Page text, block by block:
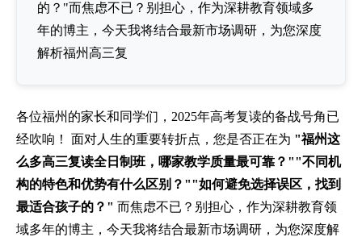
的？"而焦虑不已？别担心，作为深耕教育领域多
年的博主，今天我将结合最新市场调研，为您深度
解析福州高三复
各位福州的家长和同学们，2025年高考复读的备战号角已
经吹响！ 面对人生的重要转折点，您是否正在为 "福州这
么多高三复读全日制班，哪家教学质量最可靠？""不同机
构的特色和优势有什么区别？""如何避免选择误区，找到
最适合孩子的？" 而焦虑不已？别担心，作为深耕教育领
域多年的博主，今天我将结合最新市场调研，为您深度解